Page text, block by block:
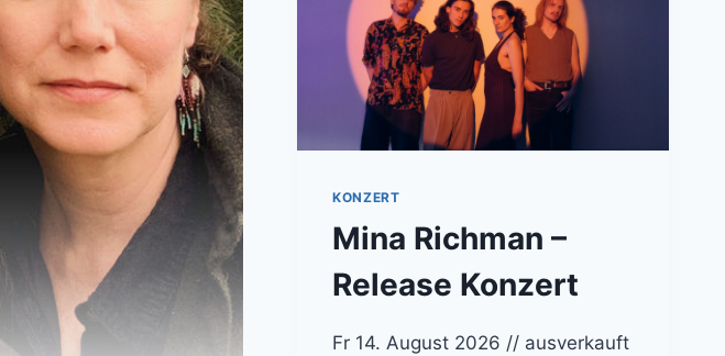
KONZERT
Mina Richman –
Release Konzert
Fr 14. August 2026 // ausverkauft